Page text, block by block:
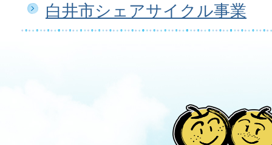
白井市シェアサイクル事業